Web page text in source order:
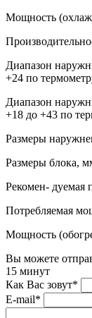
Мощность
Диапазон
+24 по
Диапазон
+18 до +43 по
Размеры
Размеры блока,
Рекомен- дуемая
Потребляемая
Мощность
Вы можете
15 минут
Как Вас зовут*
E-mail*